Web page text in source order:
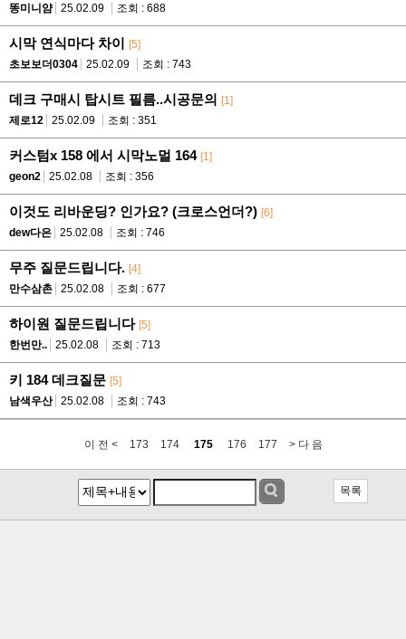
똥미니얌
25.02.09 조회 : 688
시막 연식마다 차이 [5]
초보보더0304
25.02.09 조회 : 743
데크 구매시 탑시트 필름..시공문의 [1]
제로12
25.02.09 조회 : 351
커스텀x 158 에서 시막노멀 164 [1]
geon2
25.02.08 조회 : 356
이것도 리바운딩? 인가요? (크로스언더?) [6]
dew다은
25.02.08 조회 : 746
무주 질문드립니다. [4]
만수삼촌
25.02.08 조회 : 677
하이원 질문드립니다 [5]
한번만..
25.02.08 조회 : 713
키 184 데크질문 [5]
남색우산
25.02.08 조회 : 743
이 전 < 173 174 175 176 177 > 다 음
목록